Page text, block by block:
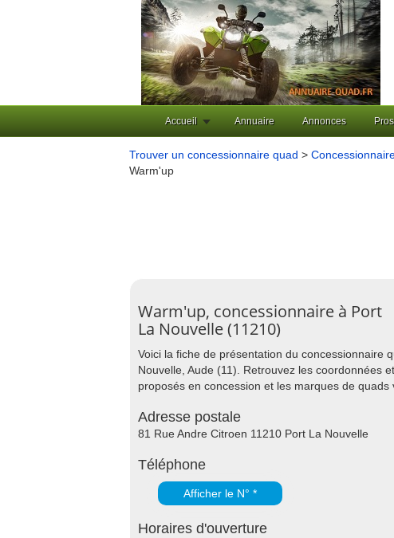
Accueil Annuaire Annonces Pros
Trouver un concessionnaire quad >
Warm'up
Warm'up, concessionnaire à Port
La Nouvelle (11210)
Voici la fiche de présentation du concessionnaire
Nouvelle, Aude (11). Retrouvez les coordonnées
proposés en concession et les marques de quads
Adresse postale
81 Rue Andre Citroen 11210 Port La Nouvelle
Téléphone
Afficher le N° *
Horaires d'ouverture